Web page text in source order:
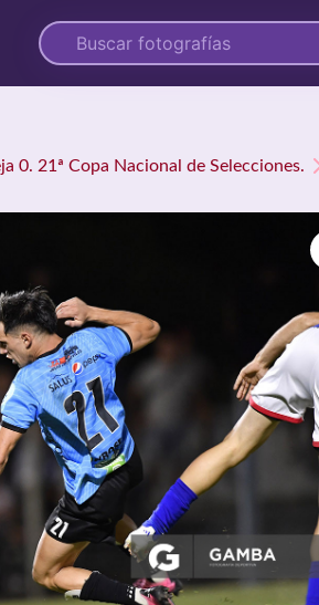
0. 21ª Copa Nacional de Selecciones.